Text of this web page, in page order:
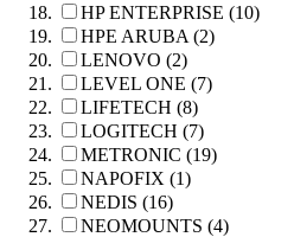
HP ENTERPRISE (10)
HPE ARUBA (2)
LENOVO (2)
LEVEL ONE (7)
LIFETECH (8)
LOGITECH (7)
METRONIC (19)
NAPOFIX (1)
NEDIS (16)
NEOMOUNTS (4)